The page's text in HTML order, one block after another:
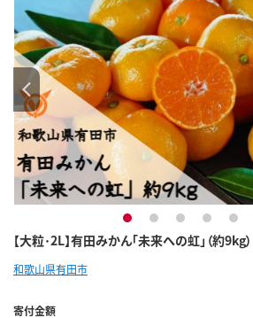
【大粒･2L】有田みかん「未来への虹」（約9kg
1 2 3 4 5
和歌山県有田市
寄付金額